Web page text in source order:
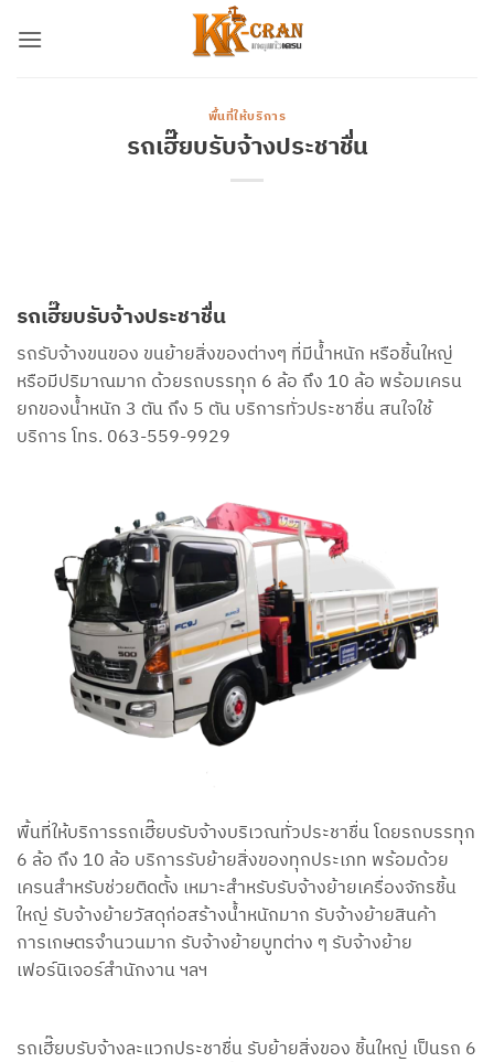
พื้นที่ให้บริการ
รถเฮี๊ยบรับจ้างประชาชื่น
รถเฮี๊ยบรับจ้างประชาชื่น
รถรับจ้างขนของ ขนย้ายสิ่งของต่างๆ ที่มีน้ำหนัก หรือชิ้นใหญ่
หรือมีปริมาณมาก ด้วยรถบรรทุก 6 ล้อ ถึง 10 ล้อ พร้อมเครน
ยกของน้ำหนัก 3 ตัน ถึง 5 ตัน บริการทั่วประชาชื่น สนใจใช้
บริการ โทร. 063-559-9929
พื้นที่ให้บริการรถเฮี๊ยบรับจ้างบริเวณทั่วประชาชื่น โดยรถบรรทุก
6 ล้อ ถึง 10 ล้อ บริการรับย้ายสิ่งของทุกประเภท พร้อมด้วย
เครนสำหรับช่วยติดตั้ง เหมาะสำหรับรับจ้างย้ายเครื่องจักรชิ้น
ใหญ่ รับจ้างย้ายวัสดุก่อสร้างน้ำหนักมาก รับจ้างย้ายสินค้า
การเกษตรจำนวนมาก รับจ้างย้ายบูทต่าง ๆ รับจ้างย้าย
เฟอร์นิเจอร์สำนักงาน ฯลฯ
รถเฮี๊ยบรับจ้างละแวกประชาชื่น รับย้ายสิ่งของ ชิ้นใหญ่ เป็นรถ 6